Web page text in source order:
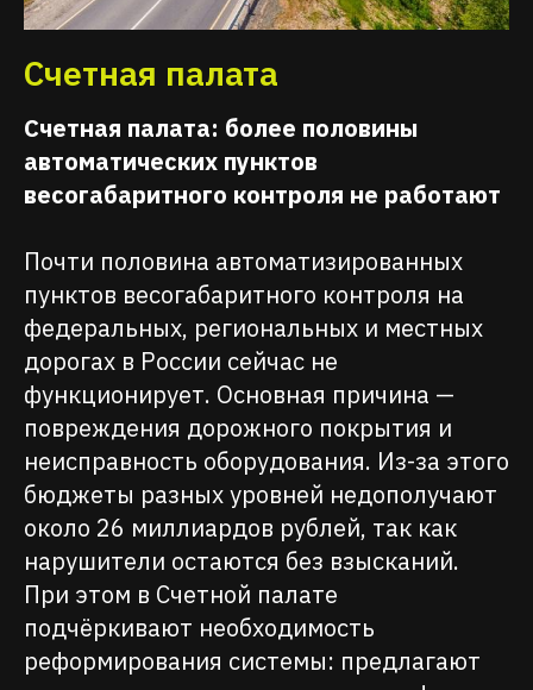
Счетная палата
Счетная палата: более половины
автоматических пунктов
весогабаритного контроля не работают
Почти половина автоматизированных
пунктов весогабаритного контроля на
федеральных, региональных и местных
дорогах в России сейчас не
функционирует. Основная причина —
повреждения дорожного покрытия и
неисправность оборудования. Из-за этого
бюджеты разных уровней недополучают
около 26 миллиардов рублей, так как
нарушители остаются без взысканий.
При этом в Счетной палате
подчёркивают необходимость
реформирования системы: предлагают